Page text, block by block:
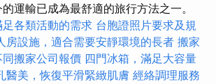
運輸已成為最舒適的旅行方法之一。
各類活動的需求 台胞證照片要求及規
房設施，適合需要安靜環境的長者 搬家
搬家公司報價 四門冰箱，滿足大容量
醫美，恢復平滑緊緻肌膚 經絡調理服務